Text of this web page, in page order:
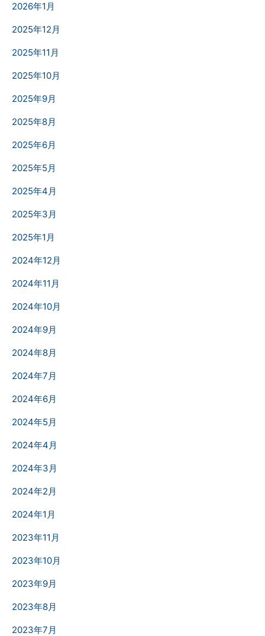
2026年1月
2025年12月
2025年11月
2025年10月
2025年9月
2025年8月
2025年6月
2025年5月
2025年4月
2025年3月
2025年1月
2024年12月
2024年11月
2024年10月
2024年9月
2024年8月
2024年7月
2024年6月
2024年5月
2024年4月
2024年3月
2024年2月
2024年1月
2023年11月
2023年10月
2023年9月
2023年8月
2023年7月